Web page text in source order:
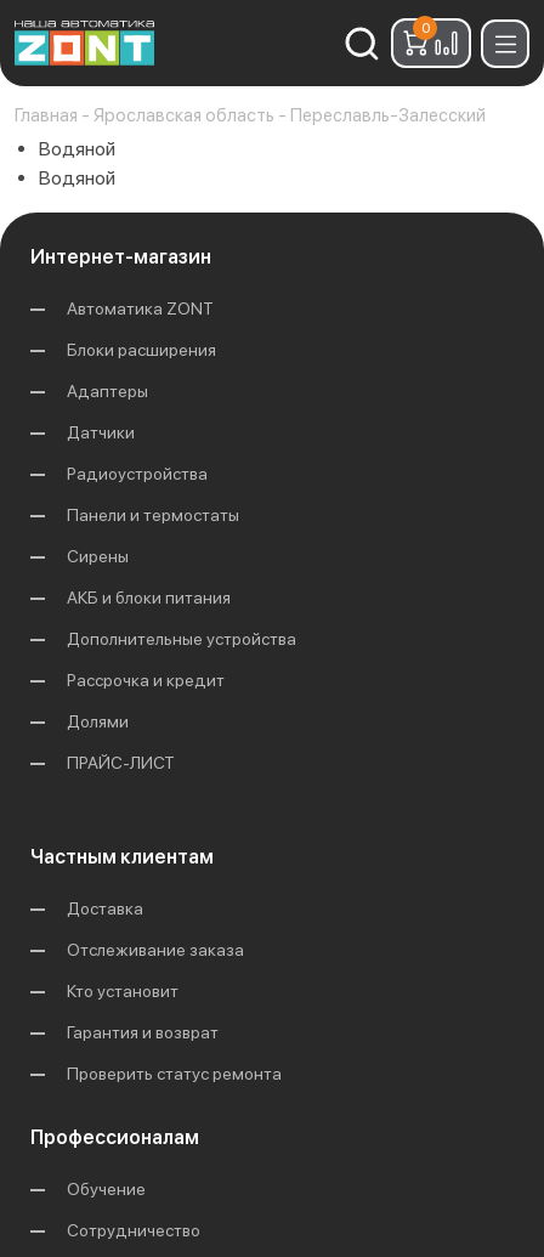
Найти:
0
Главная - Ярославская область - Переславль-Залесский
Водяной
Водяной
Интернет-магазин
Автоматика ZONT
Блоки расширения
Адаптеры
Датчики
Радиоустройства
Панели и термостаты
Сирены
АКБ и блоки питания
Дополнительные устройства
Рассрочка и кредит
Долями
ПРАЙС-ЛИСТ
Частным клиентам
Доставка
Отслеживание заказа
Кто установит
Гарантия и возврат
Проверить статус ремонта
Профессионалам
Обучение
Сотрудничество